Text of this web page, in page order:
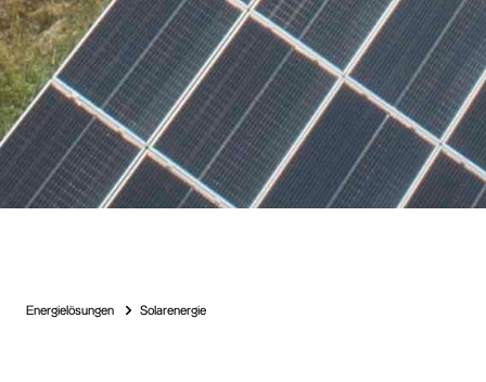
Energielösungen Solarenergie